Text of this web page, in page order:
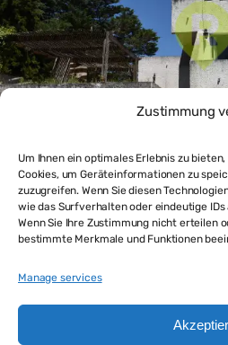
Zustimmung
Um Ihnen ein optimales Erlebnis zu
Cookies, um Geräteinformationen zu
zuzugreifen. Wenn Sie diesen
wie das Surfverhalten oder eindeutige
Wenn Sie Ihre Zustimmung nicht erteilen
bestimmte Merkmale und Funktionen
Manage services
Wohnhaus in Punta del Este:
Strand
$329,000